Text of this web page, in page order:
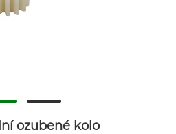
ozubené kolo